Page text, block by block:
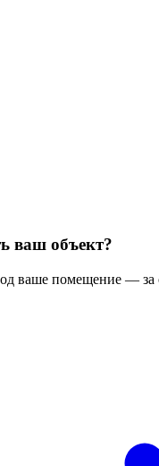
ваш объект?
ваше помещение — за